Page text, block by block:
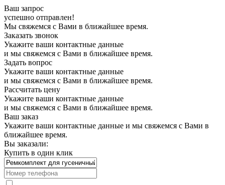
Ваш запрос
успешно отправлен!
Мы свяжемся с Вами в ближайшее время.
Заказать звонок
Укажите ваши контактные данные
и мы свяжемся с Вами в ближайшее время.
Задать вопрос
Укажите ваши контактные данные
и мы свяжемся с Вами в ближайшее время.
Рассчитать цену
Укажите ваши контактные данные
и мы свяжемся с Вами в ближайшее время.
Ваш заказ
Укажите ваши контактные данные и мы свяжемся с Вами в
ближайшее время.
Вы заказали:
Купить в один клик